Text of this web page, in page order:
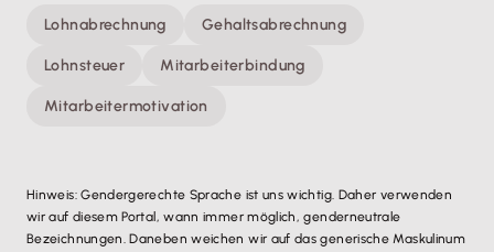
Lohnabrechnung Gehaltsabrechnung
Lohnsteuer Mitarbeiterbindung
Mitarbeitermotivation
Hinweis: Gendergerechte Sprache ist uns wichtig. Daher verwenden
wir auf diesem Portal, wann immer möglich, genderneutrale
Bezeichnungen. Daneben weichen wir auf das generische Maskulinum